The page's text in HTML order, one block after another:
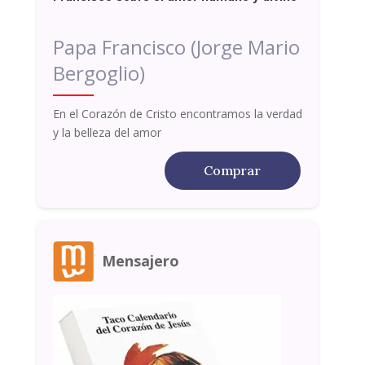
Papa Francisco (Jorge Mario
Bergoglio)
En el Corazón de Cristo encontramos la verdad
y la belleza del amor
Comprar
Mensajero